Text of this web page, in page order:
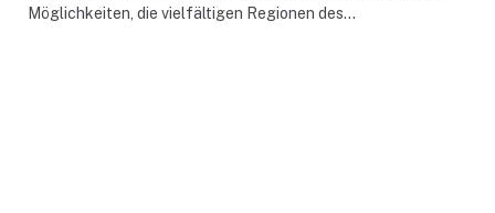
Möglichkeiten, die vielfältigen Regionen des…